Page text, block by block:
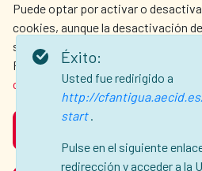
Puede optar por activar o
cookies, aunque la desactivación
su experiencia de navegación.
Para obtener más información,
cookies
NUESTRAS REDES SOCIALES
POLÍTICA DE COOKIES
Éxito:
Usted fue redirigido a
http://
start.
Pulse en el siguiente
redirección y acceder a la